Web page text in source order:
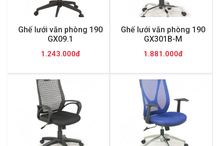
Ghế lưới văn phòng 190
GX09.1
1.243.000đ
Ghế lưới văn phòng 190
GX301B-M
1.881.000đ